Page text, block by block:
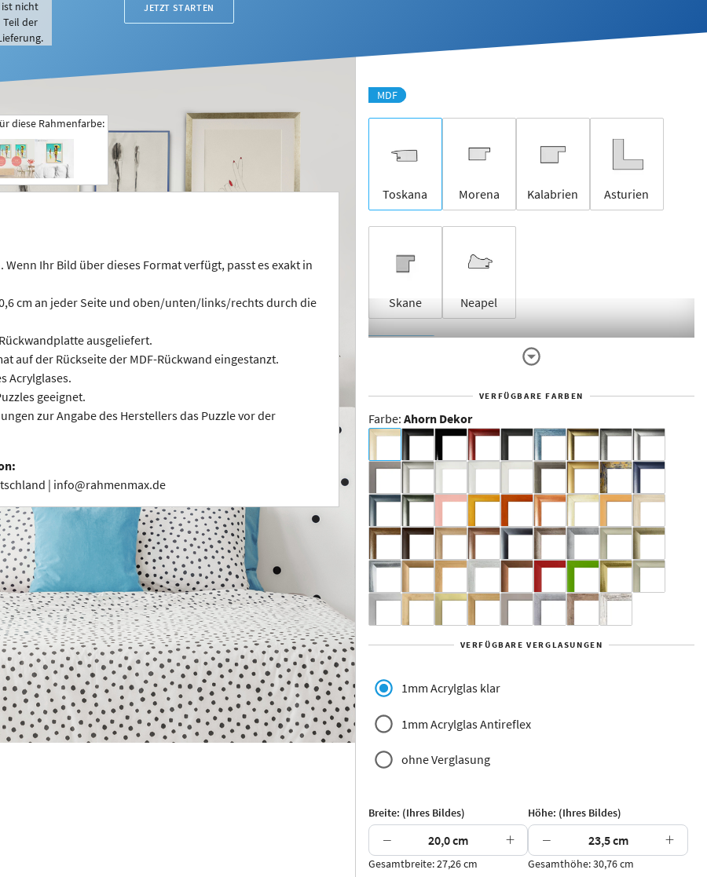
JETZT STARTEN
ist nicht
Teil der
diese Rahmenfarbe:
Ihr Bild über dieses Format verfügt, passt es exakt in
cm an jeder Seite und oben/unten/links/rechts durch die
ausgeliefert.
auf der Rückseite der MDF-Rückwand eingestanzt.
Acrylglases.
geeignet.
zur Angabe des Herstellers das Puzzle vor der
| info@rahmenmax.de
MDF
Toskana Morena Kalabrien Asturien
Skane Neapel
Dakota -
Rahmenloser
Aluminium
Yukon Alaska
Jersey Dauphine
Arran Luzern Andros Attika
VERFÜGBARE FARBEN
Farbe: Ahorn Dekor
VERFÜGBARE VERGLASUNGEN
1mm Acrylglas klar
1mm Acrylglas Antireflex
ohne Verglasung
Breite: (Ihres Bildes)
− +
Gesamtbreite: 27,26 cm
Höhe: (Ihres Bildes)
− +
Gesamthöhe: 30,76 cm